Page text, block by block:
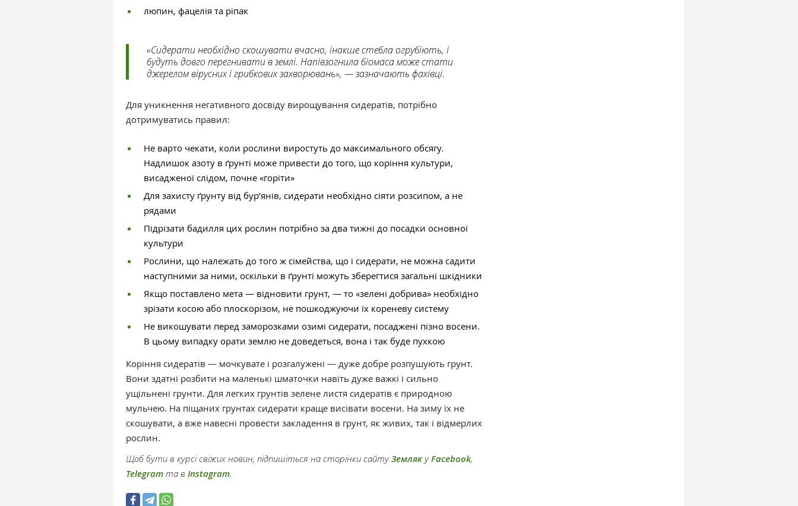
люпин, фацелія та ріпак
«Сидерати необхідно скошувати вчасно, інакше стебла огрубіють, і
будуть довго перегнивати в землі. Напівзогнила біомаса може стати
джерелом вірусних і грибкових захворювань», — зазначають фахівці.
Для уникнення негативного досвіду вирощування сидератів, потрібно
дотримуватись правил:
Не варто чекати, коли рослини виростуть до максимального обсягу.
Надлишок азоту в ґрунті може привести до того, що коріння культури,
висадженої слідом, почне «горіти»
Для захисту ґрунту від бур’янів, сидерати необхідно сіяти розсипом, а не
рядами
Підрізати бадилля цих рослин потрібно за два тижні до посадки основної
культури
Рослини, що належать до того ж сімейства, що і сидерати, не можна садити
наступними за ними, оскільки в ґрунті можуть зберегтися загальні шкідники
Якщо поставлено мета — відновити грунт, — то «зелені добрива» необхідно
зрізати косою або плоскорізом, не пошкоджуючи їх кореневу систему
Не викошувати перед заморозками озимі сидерати, посаджені пізно восени.
В цьому випадку орати землю не доведеться, вона і так буде пухкою
Коріння сидератів — мочкувате і розгалужені — дуже добре розпушують грунт.
Вони здатні розбити на маленькі шматочки навіть дуже важкі і сильно
ущільнені грунти. Для легких грунтів зелене листя сидератів є природною
мульчею. На піщаних грунтах сидерати краще висівати восени. На зиму їх не
скошувати, а вже навесні провести закладення в грунт, як живих, так і відмерлих
рослин.
Щоб бути в курсі свіжих новин, підпишіться на сторінки сайтуЗемлякуFacebook,
Telegram та в Instagram.